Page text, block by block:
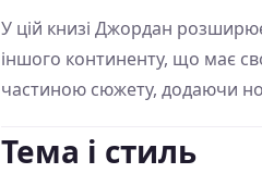
У цій книзі Джордан
іншого континенту, що має
частиною сюжету, додаючи
Тема і стиль